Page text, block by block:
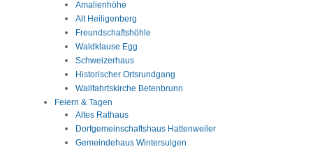
Amalienhöhe
Alt Heiligenberg
Freundschaftshöhle
Waldklause Egg
Schweizerhaus
Historischer Ortsrundgang
Wallfahrtskirche Betenbrunn
Feiern & Tagen
Altes Rathaus
Dorfgemeinschaftshaus Hattenweiler
Gemeindehaus Wintersulgen